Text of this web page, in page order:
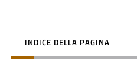
INDICE DELLA PAGINA